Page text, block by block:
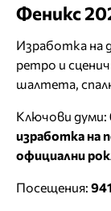
Феникс
Изработка на
ретро и
шалтета,
Ключови думи:
изработка на
официални
Посещения: